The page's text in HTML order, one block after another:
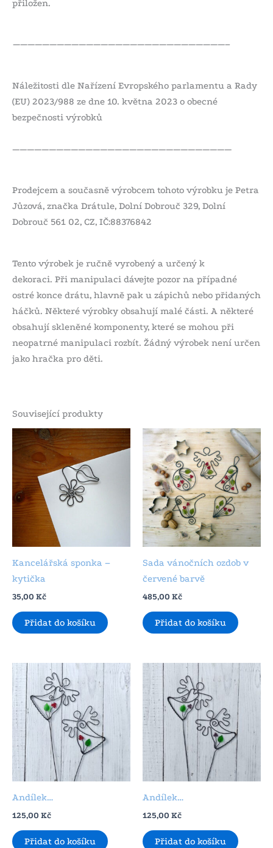
přiložen.
—————————————————————————————–
Náležitosti dle Nařízení Evropského parlamentu a Rady
(EU) 2023/988 ze dne 10. května 2023 o obecné
bezpečnosti výrobků
——————————————————————————————
Prodejcem a současně výrobcem tohoto výrobku je Petra
Jůzová, značka Drátule, Dolní Dobrouč 329, Dolní
Dobrouč 561 02, CZ, IČ:88376842
Tento výrobek je ručně vyrobený a určený k
dekoraci. Při manipulaci dávejte pozor na případné
ostré konce drátu, hlavně pak u zápichů nebo přidaných
háčků. Některé výrobky obsahují malé části. A některé
obsahují skleněné komponenty, které se mohou při
neopatrné manipulaci rozbít. Žádný výrobek není určen
jako hračka pro děti.
Související produkty
Kancelářská sponka –
kytička
35,00 Kč
Přidat do košíku
Sada vánočních ozdob v
červené barvě
485,00 Kč
Přidat do košíku
Andílek…
125,00 Kč
Přidat do košíku
Andílek…
125,00 Kč
Přidat do košíku